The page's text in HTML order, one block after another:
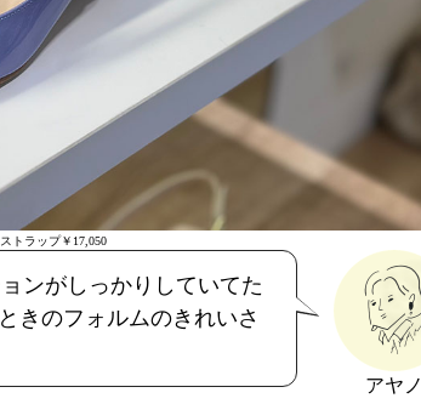
トラップ￥17,050
アヤノ
ンがしっかりしていてた
きのフォルムのきれいさ